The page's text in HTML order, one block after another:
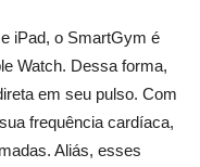
iPad, o SmartGym é
Watch. Dessa forma,
em seu pulso. Com
frequência cardíaca,
Aliás, esses